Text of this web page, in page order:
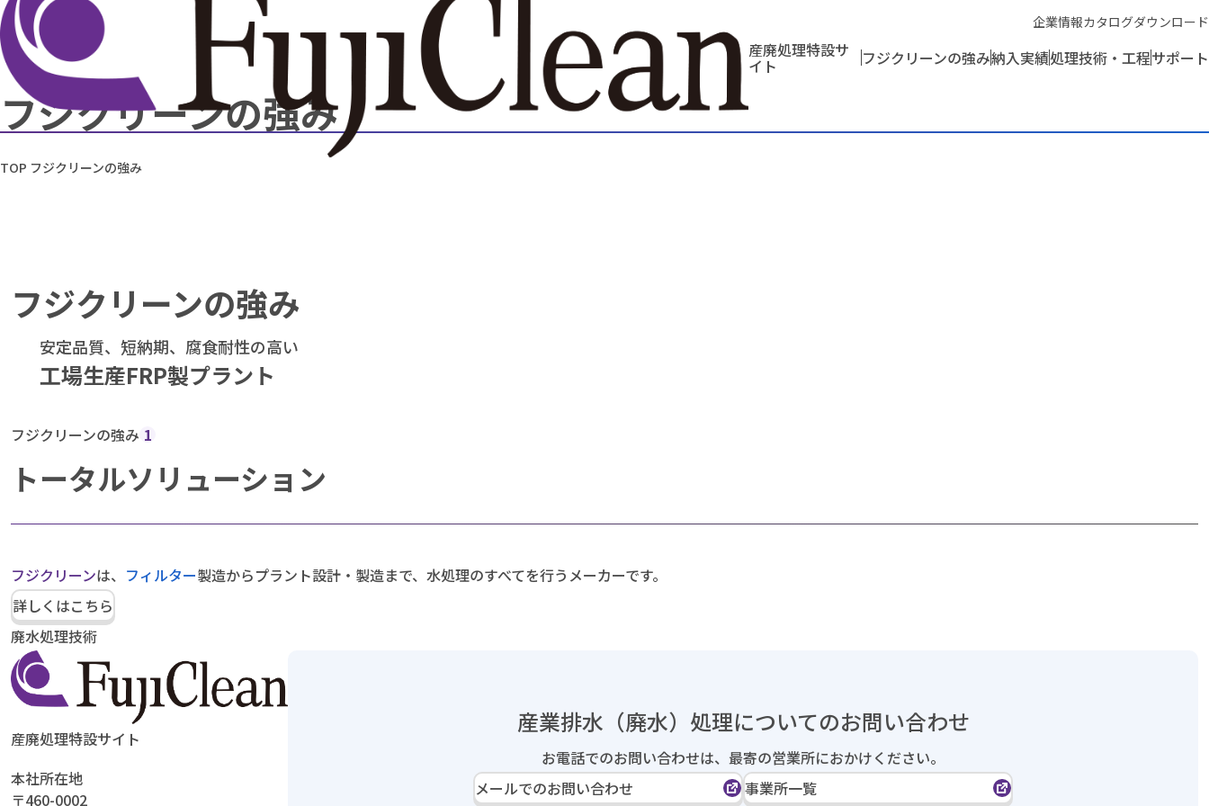
企業情報カタログダウンロード
産廃処理特設サ
イト フジクリーンの強み納入実績処理技術・工程サポート
フジクリーンの強み
TOP フジクリーンの強み
フジクリーンの強み
安定品質、短納期、腐食耐性の高い
工場生産FRP製プラント
フジクリーンの強み 1
トータルソリューション
フジクリーンは、 フィルター製造からプラント設計・製造まで、水処理のすべてを行うメーカーです。
詳しくはこちら
廃水処理技術
産廃処理特設サイト
本社所在地
〒460-0002
産業排水（廃水）処理についてのお問い合わせ
お電話でのお問い合わせは、 最寄の営業所におかけください。
メールでのお問い合わせ
事業所一覧